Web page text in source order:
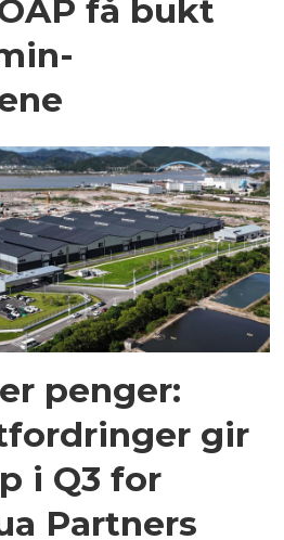
få bukt
penger:
gir
i Q3 for
Partners